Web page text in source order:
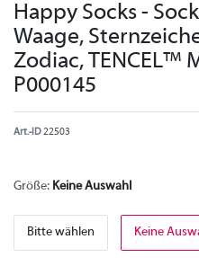
Happy Socks -
Waage,
Zodiac, TENCEL™
P000145
Art.-ID22503
Größe: Keine Auswahl
Bitte wählen Keine